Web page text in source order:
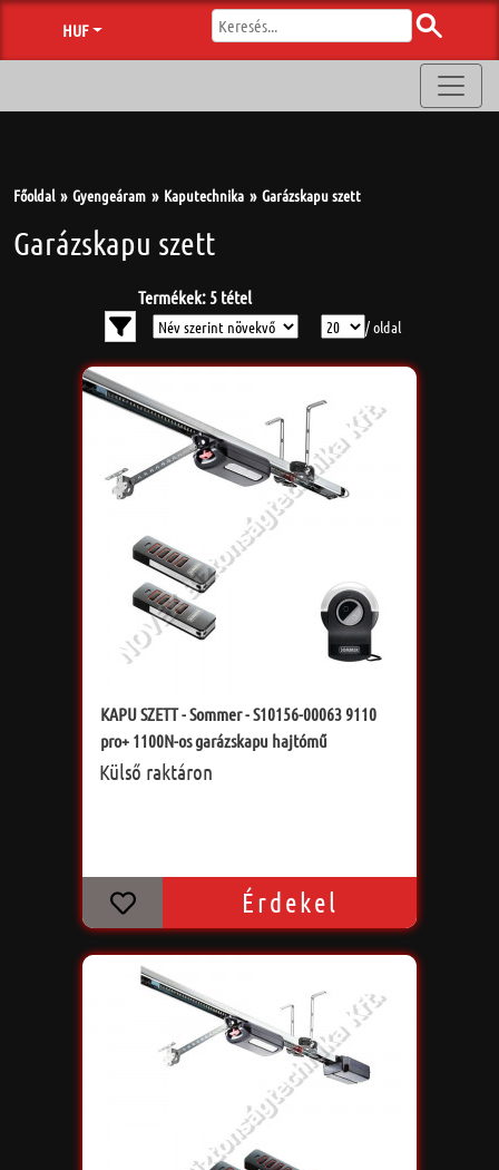
HUF
Főoldal Gyengeáram Kaputechnika Garázskapu szett
Garázskapu szett
Termékek: 5 tétel
/ oldal
KAPU SZETT - Sommer - S10156-00063 9110
pro+ 1100N-os garázskapu hajtómű
Külső raktáron
Érdekel